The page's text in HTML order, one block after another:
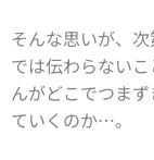
そんな思いが、
では伝わらないこ
んがどこでつま
ていくのか…。